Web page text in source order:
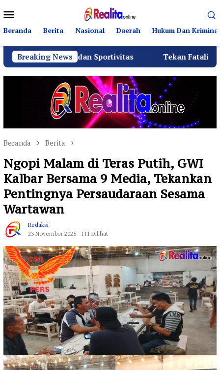
ke
kontenMobile
Beranda Berita Nasional Daerah Hukum Dan Kriminal
Breaking News
dan Sportivitas Tekan Fatalitas Kecelakaan,
Beranda Berita
Ngopi Malam di Teras Putih, GWI
Kalbar Bersama 9 Media, Tekankan
Pentingnya Persaudaraan Sesama
Wartawan
Redaksi
23 November 2025
111 Dilihat